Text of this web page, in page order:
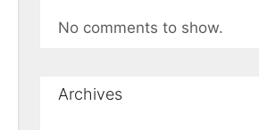
No comments to show.
Archives